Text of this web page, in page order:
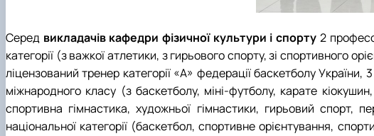
Серед викладачів кафедри фізичної культури і спорту 2
категорії (з важкої атлетики, з гирьового спорту, зі спортивного
ліцензований тренер категорії «А» федерації баскетболу
міжнародного класу (з баскетболу, міні-футболу, карате
спортивна гімнастика, художньої гімнастики, гирьовий спорт,
національної категорії (баскетбол, спортивне орієнтування,